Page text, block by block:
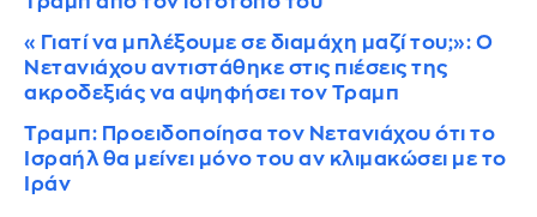
«Γιατί να μπλέξουμε σε διαμάχη μαζί του;»: Ο
Νετανιάχου αντιστάθηκε στις πιέσεις της
ακροδεξιάς να αψηφήσει τον Τραμπ
Τραμπ: Προειδοποίησα τον Νετανιάχου ότι το
Ισραήλ θα μείνει μόνο του αν κλιμακώσει με το
Ιράν